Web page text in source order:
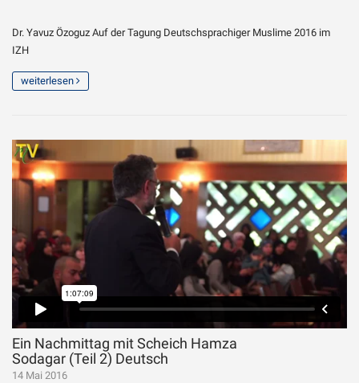
Dr. Yavuz Özoguz Auf der Tagung Deutschsprachiger Muslime 2016 im
IZH
weiterlesen
Ein Nachmittag mit Scheich Hamza
Sodagar (Teil 2) Deutsch
14 Mai 2016